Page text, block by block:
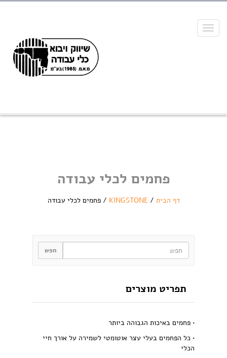
Toggle
navigation
פחמים לכלי עבודה
דף הבית /
KINGSTONE
/ פחמים לכלי עבודה
תפריט מוצרים
• פחמים באיכות הגבוהה ביותר
• כל הפחמים בעלי עצר אוטומטי לשמירה על אורך חיי
הכלי